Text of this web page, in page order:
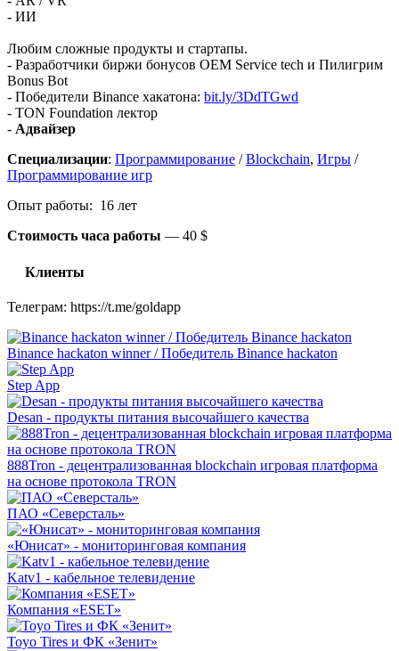
- ИИ
Любим сложные продукты и стартапы.
- Разработчики биржи бонусов OEM Service tech и Пилигрим
Bonus Bot
- Победители Binance хакатона: bit.ly/3DdTGwd
- TON Foundation лектор
- Адвайзер
Специализации: Программирование /Blockchain, Игры /
Программирование игр
Опыт работы: 16 лет
Стоимость часа работы — 40 $
Клиенты
Телеграм: https://t.me/goldapp
Binance hackaton winner / Победитель Binance hackaton
Step App
Desan - продукты питания высочайшего качества
888Tron - децентрализованная blockchain игровая платформа
на основе протокола TRON
ПАО «Северсталь»
«Юнисат» - мониторинговая компания
Katv1 - кабельное телевидение
Компания «ESET»
Toyo Tires и ФК «Зенит»